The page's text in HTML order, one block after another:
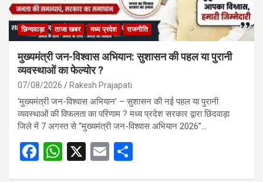
छिन्दवाड़ा ताजा खबर मध्य प्रदेश राजनीति
मुख्यमंत्री जन-विश्वास अभियान: सुशासन की पहल या पुरानी
व्यवस्थाओं का फेल्योर ?
07/08/2026 Rakesh Prajapati
‘मुख्यमंत्री जन-विश्वास अभियान’ – सुशासन की नई पहल या पुरानी
व्यवस्थाओं की विफलता का परिणाम ? मध्य प्रदेश सरकार द्वारा छिंदवाड़ा
जिले में 7 अगस्त से “मुख्यमंत्री जन-विश्वास अभियान 2026”…
F
W
X
E